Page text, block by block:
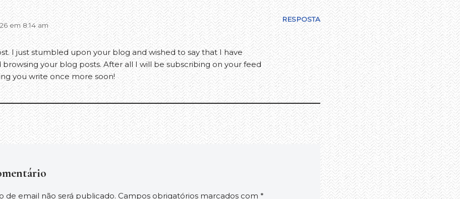
em 8:14 am
RESPOSTA
I just stumbled upon your blog and wished to say that I have
browsing your blog posts. After all I will be subscribing on your feed
you write once more soon!
de email não será publicado. Campos obrigatórios marcados com *